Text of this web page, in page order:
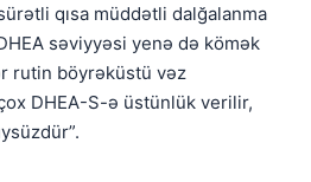
qısa müddətli dalğalanma
səviyyəsi yenə də kömək
rutin böyrəküstü vəz
DHEA-S-ə üstünlük verilir,